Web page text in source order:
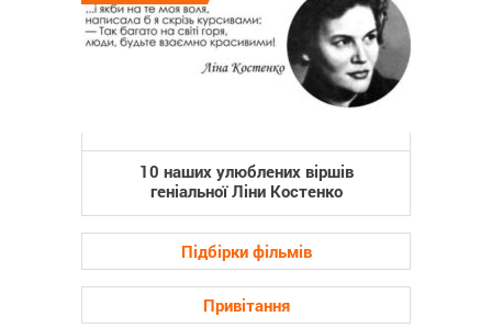
10 наших улюблених віршів
геніальної Ліни Костенко
Підбірки фільмів
Привітання